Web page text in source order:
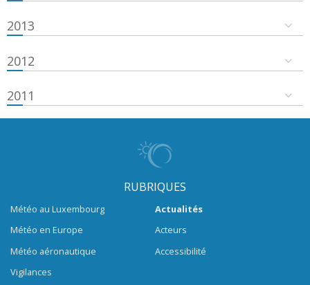
2013
2012
2011
RUBRIQUES
Météo au Luxembourg
Météo en Europe
Météo aéronautique
Vigilances
Actualités
Acteurs
Accessibilité